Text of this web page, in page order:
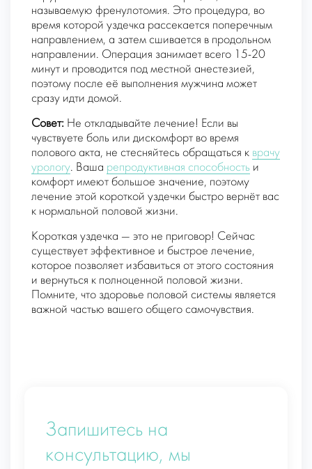
называемую френулотомия. Это процедура, во
время которой уздечка рассекается поперечным
направлением, а затем сшивается в продольном
направлении. Операция занимает всего 15-20
минут и проводится под местной анестезией,
поэтому после её выполнения мужчина может
сразу идти домой.
Совет: Не откладывайте лечение! Если вы
чувствуете боль или дискомфорт во время
полового акта, не стесняйтесь обращаться к врачу
урологу. Ваша репродуктивная способность и
комфорт имеют большое значение, поэтому
лечение этой короткой уздечки быстро вернёт вас
к нормальной половой жизни.
Короткая уздечка — это не приговор! Сейчас
существует эффективное и быстрое лечение,
которое позволяет избавиться от этого состояния
и вернуться к полноценной половой жизни.
Помните, что здоровье половой системы является
важной частью вашего общего самочувствия.
Запишитесь на
консультацию, мы